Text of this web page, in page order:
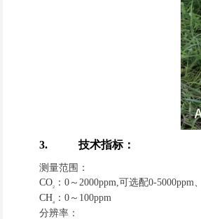
3. 技术指标：
测量范围：
CO2 ： 0 ～ 2000ppm,可选配0-5000ppm、
CH4 ： 0 ～ 100ppm
分辨率：